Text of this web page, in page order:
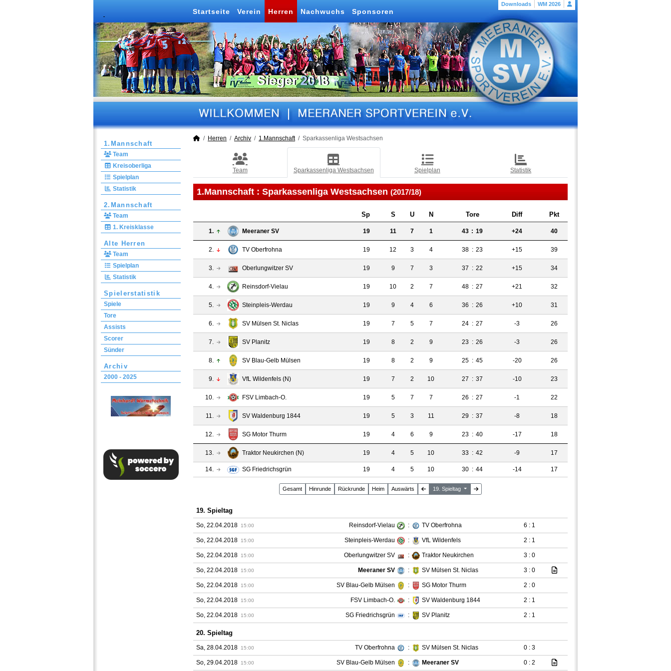
Downloads WM 2026
Startseite Verein Herren Nachwuchs Sponsoren
1.Mannschaft
Team
Kreisoberliga
Spielplan
Statistik
2.Mannschaft
Team
1. Kreisklasse
Alte Herren
Team
Spielplan
Statistik
Spielerstatistik
Spiele
Tore
Assists
Scorer
Sünder
Archiv
2000 - 2025
Herren Archiv 1.Mannschaft Sparkassenliga Westsachsen
Team Sparkassenliga Westsachsen Spielplan Statistik
1.Mannschaft : Sparkassenliga Westsachsen (2017/18)
Sp S U N Tore Diff Pkt
1. Meeraner SV 19 11 7 1 43 : 19 +24 40
2. TV Oberfrohna 19 12 3 4 38 : 23 +15 39
3. Oberlungwitzer SV 19 9 7 3 37 : 22 +15 34
4. Reinsdorf-Vielau 19 10 2 7 48 : 27 +21 32
5. Steinpleis-Werdau 19 9 4 6 36 : 26 +10 31
6. SV Mülsen St. Niclas 19 7 5 7 24 : 27 -3 26
7. SV Planitz 19 8 2 9 23 : 26 -3 26
8. SV Blau-Gelb Mülsen 19 8 2 9 25 : 45 -20 26
9. VfL Wildenfels (N) 19 7 2 10 27 : 37 -10 23
10. FSV Limbach-O. 19 5 7 7 26 : 27 -1 22
11. SV Waldenburg 1844 19 5 3 11 29 : 37 -8 18
12. SG Motor Thurm 19 4 6 9 23 : 40 -17 18
13. Traktor Neukirchen (N) 19 4 5 10 33 : 42 -9 17
14. SG Friedrichsgrün 19 4 5 10 30 : 44 -14 17
Gesamt Hinrunde Rückrunde Heim Auswärts 19. Spieltag
19. Spieltag
So, 22.04.2018 15:00 Reinsdorf-Vielau : TV Oberfrohna 6 : 1
So, 22.04.2018 15:00 Steinpleis-Werdau : VfL Wildenfels 2 : 1
So, 22.04.2018 15:00 Oberlungwitzer SV : Traktor Neukirchen 3 : 0
So, 22.04.2018 15:00 Meeraner SV : SV Mülsen St. Niclas 3 : 0
So, 22.04.2018 15:00 SV Blau-Gelb Mülsen : SG Motor Thurm 2 : 0
So, 22.04.2018 15:00 FSV Limbach-O. : SV Waldenburg 1844 2 : 1
So, 22.04.2018 15:00 SG Friedrichsgrün : SV Planitz 2 : 1
20. Spieltag
Sa, 28.04.2018 15:00 TV Oberfrohna : SV Mülsen St. Niclas 0 : 3
So, 29.04.2018 15:00 SV Blau-Gelb Mülsen : Meeraner SV 0 : 2